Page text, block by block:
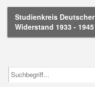
Studienkreis Deutscher
Widerstand 1933 - 1945